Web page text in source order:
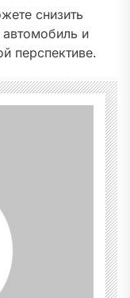
снизить
автомобиль и
перспективе.